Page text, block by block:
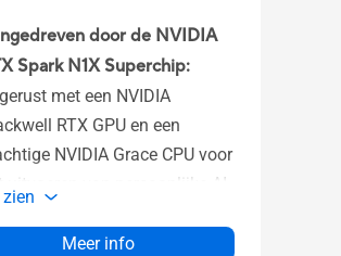
door de NVIDIA
Spark N1X Superchip:
met een NVIDIA
RTX GPU en een
NVIDIA Grace CPU voor
uitvoeren van persoonlijke AI-
en gaming.​
Meer info